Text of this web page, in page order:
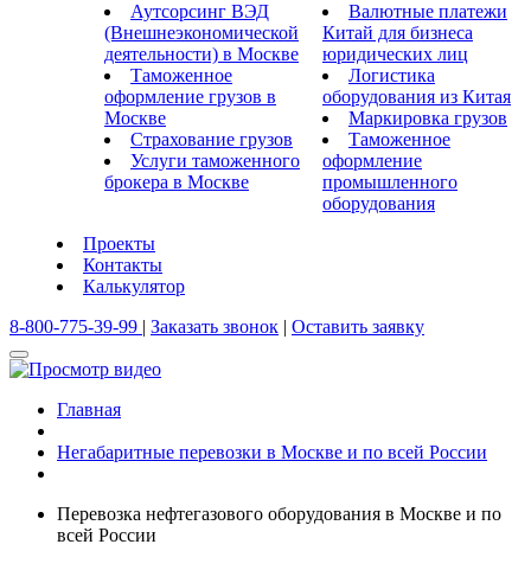
Аутсорсинг ВЭД
(Внешнеэкономической
деятельности) в Москве
Таможенное
оформление грузов в
Москве
Страхование грузов
Услуги таможенного
брокера в Москве
Валютные платежи
Китай для бизнеса
юридических лиц
Логистика
оборудования из Китая
Маркировка грузов
Таможенное
оформление
промышленного
оборудования
Проекты
Контакты
Калькулятор
8-800-775-39-99 | Заказать звонок | Оставить заявку
Главная
Негабаритные перевозки в Москве и по всей России
Перевозка нефтегазового оборудования в Москве и по
всей России